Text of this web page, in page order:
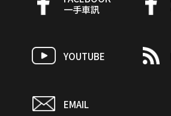
一手車訊
YOUTUBE
EMAIL